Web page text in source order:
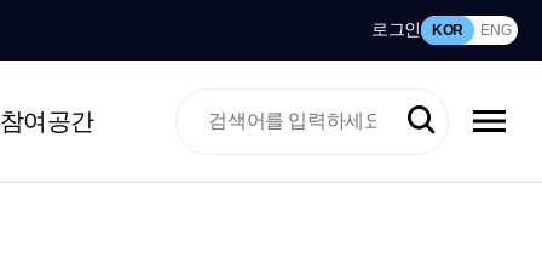
로그인 KOR ENG
참여공간